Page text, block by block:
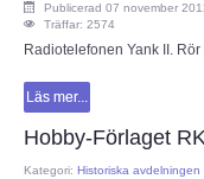
Publicerad 07 november
Träffar: 2574
Radiotelefonen Yank II.
Läs mer...
Hobby-Förlaget
Kategori: Historiska avdelningen